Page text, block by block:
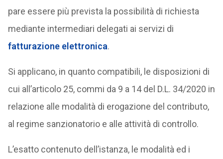
pare essere più prevista la possibilità di richiesta
mediante intermediari delegati ai servizi di
fatturazione elettronica.
Si applicano, in quanto compatibili, le disposizioni di
cui all’articolo 25, commi da 9 a 14 del D.L. 34/2020 in
relazione alle modalità di erogazione del contributo,
al regime sanzionatorio e alle attività di controllo.
L’esatto contenuto dell’istanza, le modalità ed i